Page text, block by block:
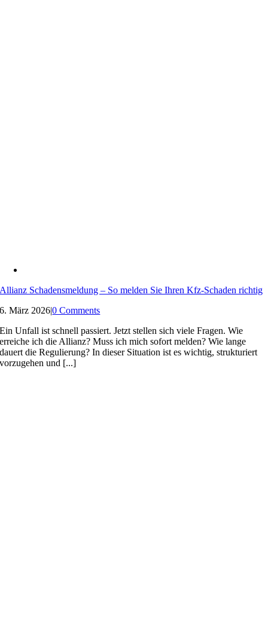
Allianz Schadensmeldung – So melden Sie Ihren Kfz-Schaden richtig
6. März 2026|0 Comments
Ein Unfall ist schnell passiert. Jetzt stellen sich viele Fragen. Wie
erreiche ich die Allianz? Muss ich mich sofort melden? Wie lange
dauert die Regulierung? In dieser Situation ist es wichtig, strukturiert
vorzugehen und [...]